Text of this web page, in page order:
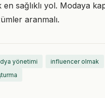
sağlıklı yol. Modaya
aranmalı.
yönetimi
influencer olmak